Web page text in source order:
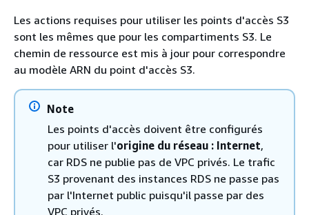
Les actions requises pour utiliser les points d'accès S3
sont les mêmes que pour les compartiments S3. Le
chemin de ressource est mis à jour pour correspondre
au modèle ARN du point d'accès S3.
Note
Les points d'accès doivent être configurés
pour utiliser l'origine du réseau : Internet,
car RDS ne publie pas de VPC privés. Le trafic
S3 provenant des instances RDS ne passe pas
par l'Internet public puisqu'il passe par des
VPC privés.